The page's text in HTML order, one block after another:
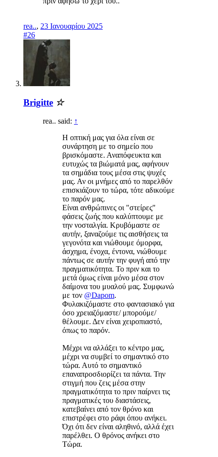
rea.., 23 Ιανουαρίου 2025
#26
Brigitte ☆
rea.. said: ↑
Η οπτική μας για όλα είναι σε
συνάρτηση με το σημείο που
βρισκόμαστε. Αναπόφευκτα και
ευτυχώς τα βιώματά μας, αφήνουν
τα σημάδια τους μέσα στις ψυχές
μας. Αν οι μνήμες από το παρελθόν
επισκιάζουν το τώρα, τότε αδικούμε
το παρόν μας.
Είναι ανθρώπινες οι "στείρες"
φάσεις ζωής που καλύπτουμε με
την νοσταλγία. Κρυβόμαστε σε
αυτήν, ξαναζούμε τις αισθήσεις τα
γεγονότα και νιώθουμε όμορφα,
άσχημα, ένοχα, έντονα, νιώθουμε
πάντως σε αυτήν την φυγή από την
πραγματικότητα. Το πριν και το
μετά όμως είναι μόνο μέσα στον
δαίμονα του μυαλού μας. Συμφωνώ
με τον @Dapom.
Φυλακιζόμαστε στο φαντασιακό για
όσο χρειαζόμαστε/ μπορούμε/
θέλουμε. Δεν είναι χειροπιαστό,
όπως το παρόν.
Μέχρι να αλλάξει το κέντρο μας,
μέχρι να συμβεί το σημαντικό στο
τώρα. Αυτό το σημαντικό
επαναπροσδιορίζει τα πάντα. Την
στιγμή που ζεις μέσα στην
πραγματικότητα το πριν παίρνει τις
πραγματικές του διαστάσεις,
κατεβαίνει από τον θρόνο και
επιστρέφει στο ράφι όπου ανήκει.
Όχι ότι δεν είναι αληθινό, αλλά έχει
παρέλθει. Ο θρόνος ανήκει στο
Τώρα.